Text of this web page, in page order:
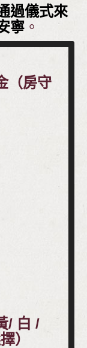
過儀式來
寧 。
（房守
/ 白 /
）